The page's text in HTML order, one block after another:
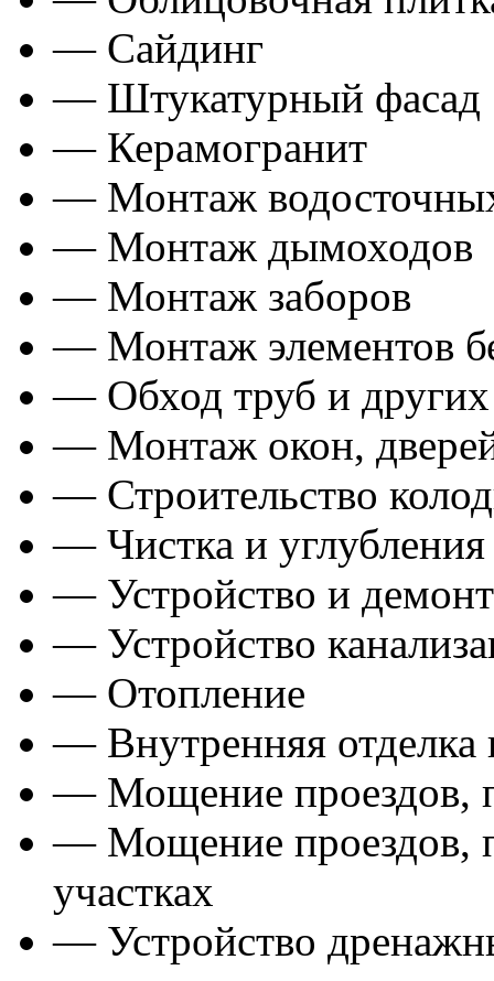
— Сайдинг
— Штукатурный фасад
— Керамогранит
— Монтаж
— Монтаж дымоходов
— Монтаж заборов
— Монтаж элементов
— Обход труб и других
— Монтаж окон,
— Строительство
— Чистка и углубления
— Устройство и
— Устройство
— Отопление
— Внутренняя
— Мощение проездов,
— Мощение проездов,
участках
— Устройство